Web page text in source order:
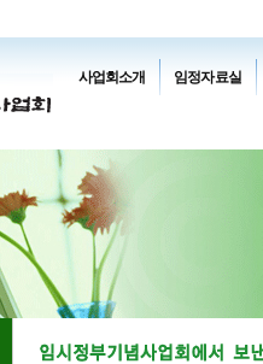
사업회소개 임정자료실